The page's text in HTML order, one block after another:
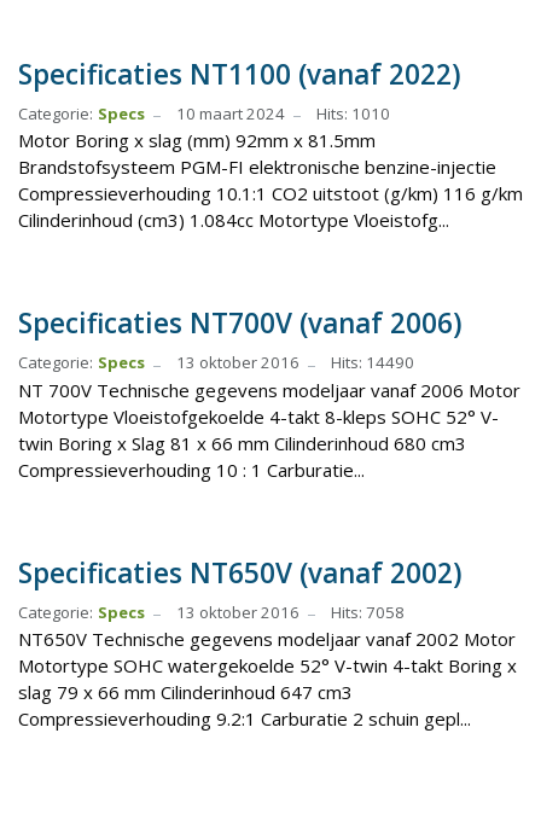
Specificaties NT1100 (vanaf 2022)
Categorie: Specs 10 maart 2024 Hits: 1010
Motor Boring x slag (mm) 92mm x 81.5mm
Brandstofsysteem PGM-FI elektronische benzine-injectie
Compressieverhouding 10.1:1 CO2 uitstoot (g/km) 116 g/km
Cilinderinhoud (cm3) 1.084cc Motortype Vloeistofg...
Specificaties NT700V (vanaf 2006)
Categorie: Specs 13 oktober 2016 Hits: 14490
NT 700V Technische gegevens modeljaar vanaf 2006 Motor
Motortype Vloeistofgekoelde 4-takt 8-kleps SOHC 52° V-
twin Boring x Slag 81 x 66 mm Cilinderinhoud 680 cm3
Compressieverhouding 10 : 1 Carburatie...
Specificaties NT650V (vanaf 2002)
Categorie: Specs 13 oktober 2016 Hits: 7058
NT650V Technische gegevens modeljaar vanaf 2002 Motor
Motortype SOHC watergekoelde 52° V-twin 4-takt Boring x
slag 79 x 66 mm Cilinderinhoud 647 cm3
Compressieverhouding 9.2:1 Carburatie 2 schuin gepl...